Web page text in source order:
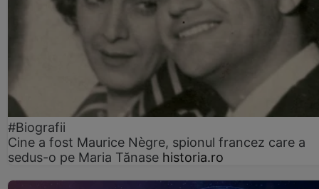
#Biografii
Cine a fost Maurice Nègre, spionul francez care a
sedus-o pe Maria Tănase historia.ro